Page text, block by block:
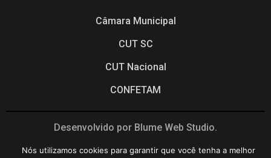
Câmara Municipal
CUT SC
CUT Nacional
CONFETAM
Desenvolvido por Blume Web Studio.
Nós utilizamos cookies para garantir que você tenha a melhor